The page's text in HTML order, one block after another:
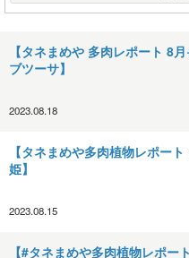
【タネまめや 多肉レポート 8
ブツーサ】
2023.08.18
【タネまめや多肉植物レポー
姫】
2023.08.15
【#タネまめや多肉植物レポー